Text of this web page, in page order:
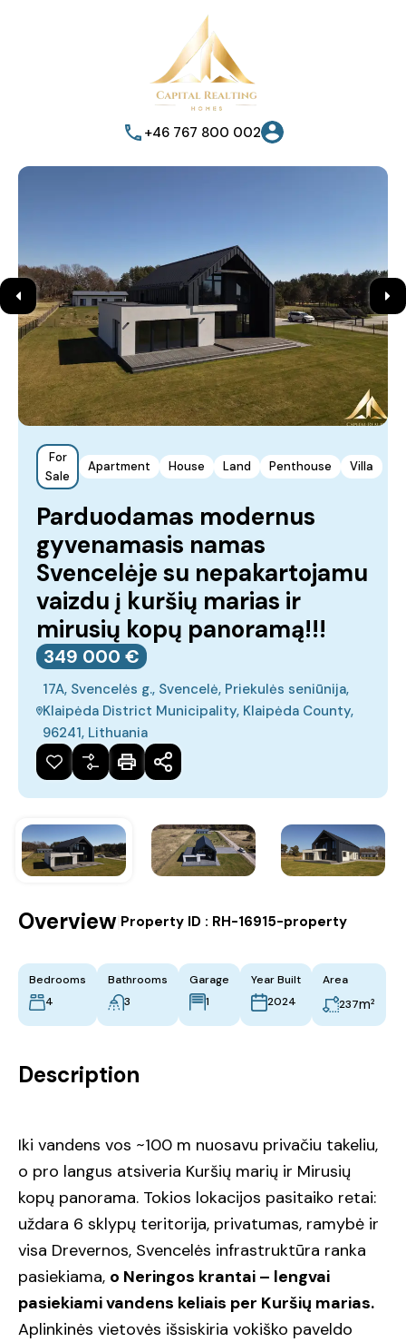
+46 767 800 002
For
Sale
Apartment House Land Penthouse Villa
Parduodamas modernus
gyvenamasis namas
Svencelėje su nepakartojamu
vaizdu į kuršių marias ir
mirusių kopų panoramą!!!
349‎ 000 €
17A, Svencelės g., Svencelė, Priekulės seniūnija,
Klaipėda District Municipality, Klaipėda County,
96241, Lithuania
Overview Property ID : RH-16915-property
Bedrooms
4
Bathrooms
3
Garage
1
Year Built
2024
Area
237m²
Description
Iki vandens vos ~100 m nuosavu privačiu takeliu,
o pro langus atsiveria Kuršių marių ir Mirusių
kopų panorama. Tokios lokacijos pasitaiko retai:
uždara 6 sklypų teritorija, privatumas, ramybė ir
visa Drevernos, Svencelės infrastruktūra ranka
pasiekiama, o Neringos krantai – lengvai
pasiekiami vandens keliais per Kuršių marias.
Aplinkinės vietovės išsiskiria vokiško paveldo